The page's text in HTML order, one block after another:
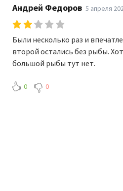
Андрей Федоров 5 апреля
Были несколько раз и
второй остались без рыбы.
большой рыбы тут нет.
0 0